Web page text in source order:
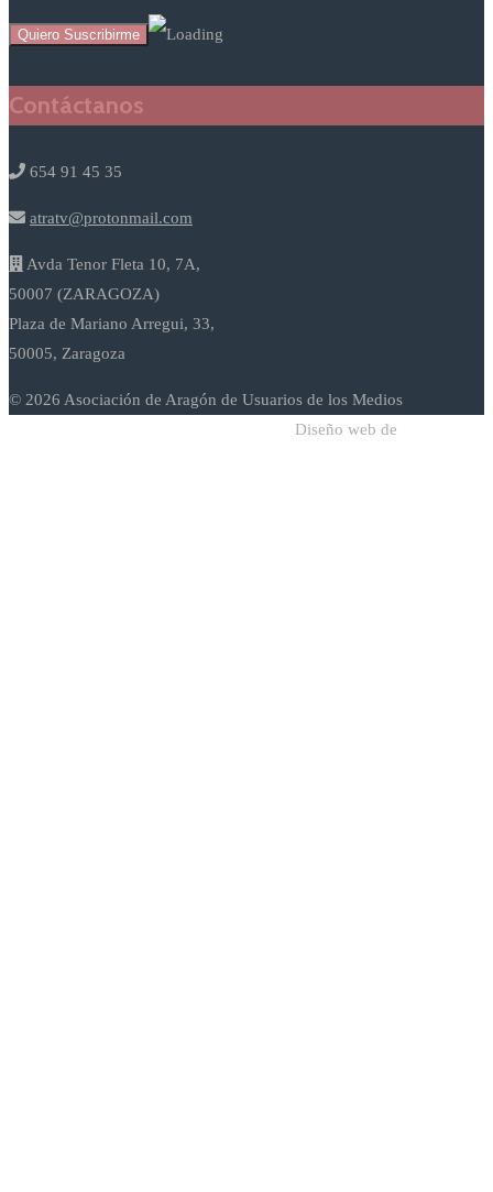
Contáctanos
654 91 45 35
atratv@protonmail.com
Avda Tenor Fleta 10, 7A,
50007 (ZARAGOZA)
Plaza de Mariano Arregui, 33,
50005, Zaragoza
© 2026 Asociación de Aragón de Usuarios de los Medios
Diseño web de